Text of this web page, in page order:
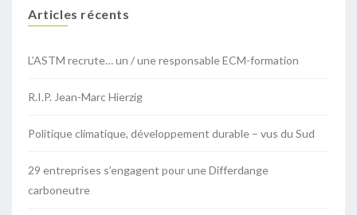
Articles récents
L’ASTM recrute… un / une responsable ECM-formation
R.I.P. Jean-Marc Hierzig
Politique climatique, développement durable – vus du Sud
29 entreprises s’engagent pour une Differdange
carboneutre